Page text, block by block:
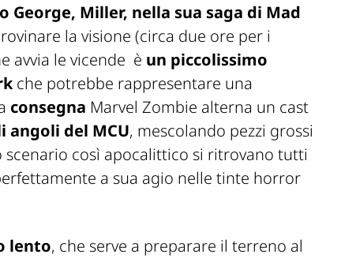
Miller, nella sua saga di Mad
la visione (circa due ore per i
avvia le vicende è un piccolissimo
che potrebbe rappresentare una
consegna Marvel Zombie alterna un cast
angoli del MCU, mescolando pezzi grossi
così apocalittico si ritrovano tutti
a sua agio nelle tinte horror
lento, che serve a preparare il terreno al